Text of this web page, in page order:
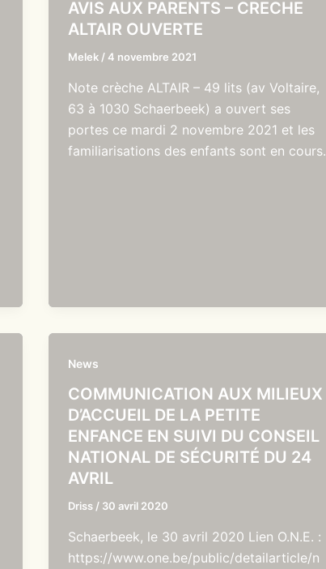
AVIS AUX PARENTS – CRECHE
ALTAIR OUVERTE
Melek /4 novembre 2021
Note crèche ALTAIR – 49 lits (av Voltaire,
63 à 1030 Schaerbeek) a ouvert ses
portes ce mardi 2 novembre 2021 et les
familiarisations des enfants sont en cours.
News
COMMUNICATION AUX MILIEUX
D’ACCUEIL DE LA PETITE
ENFANCE EN SUIVI DU CONSEIL
NATIONAL DE SÉCURITÉ DU 24
AVRIL
Driss / 30 avril 2020
Schaerbeek, le 30 avril 2020 Lien O.N.E. :
https://www.one.be/public/detailarticle/n